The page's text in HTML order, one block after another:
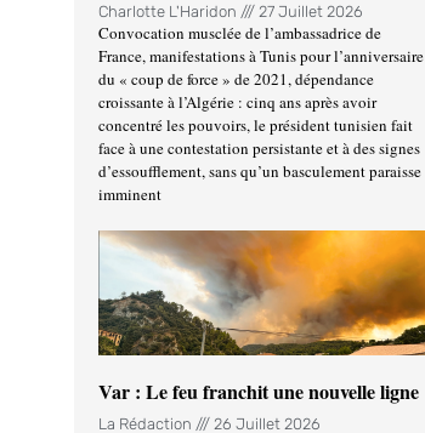
Charlotte L'Haridon 27 Juillet 2026
Convocation musclée de l’ambassadrice de
France, manifestations à Tunis pour l’anniversaire
du « coup de force » de 2021, dépendance
croissante à l’Algérie : cinq ans après avoir
concentré les pouvoirs, le président tunisien fait
face à une contestation persistante et à des signes
d’essoufflement, sans qu’un basculement paraisse
imminent
Var : Le feu franchit une nouvelle ligne
La Rédaction 26 Juillet 2026